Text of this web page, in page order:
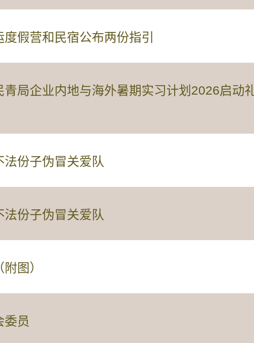
假营和民宿公布两份指引
青局企业内地与海外暑期实习计划2026启动
份子伪冒关爱队
份子伪冒关爱队
图）
委员